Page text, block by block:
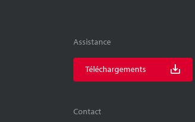
Assistance
Téléchargements
Contact